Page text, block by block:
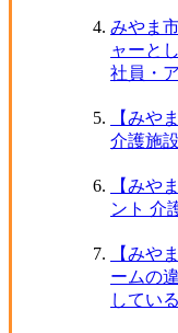
みやま
ャーと
社員・
【みや
介護施
【みや
ント 介
【みや
ームの
してい